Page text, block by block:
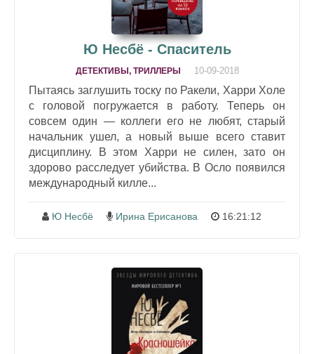
Ю Несбё - Спаситель
ДЕТЕКТИВЫ, ТРИЛЛЕРЫ 10-09-2018
Пытаясь заглушить тоску по Ракели, Харри Холе
с головой погружается в работу. Теперь он
совсем один — коллеги его не любят, старый
начальник ушел, а новый выше всего ставит
дисциплину. В этом Харри не силен, зато он
здорово расследует убийства. В Осло появился
международный килле...
Ю Несбё Ирина Ерисанова 16:21:12